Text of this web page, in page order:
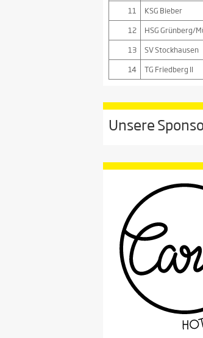
11
KSG Bieber
12
HSG Grünberg/
13
SV Stockhausen
14
TG Friedberg II
Unsere